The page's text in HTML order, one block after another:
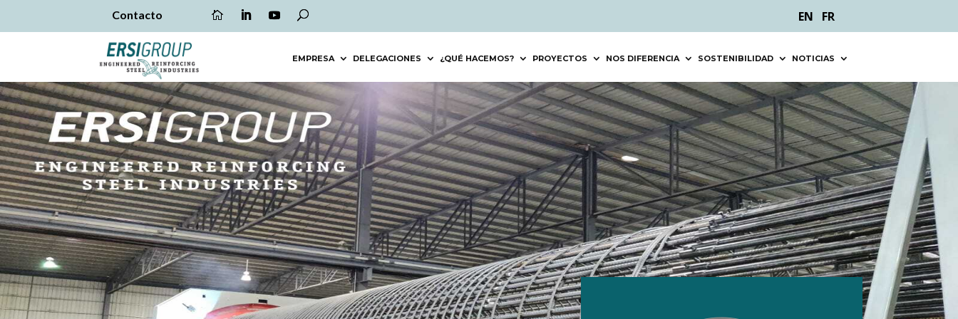
EMPRESA DELEGACIONES ¿QUÉ HACEMOS? PROYECTOS NOS DIFERENCIA SOSTENIBILIDAD NOTICIAS
Contacto EN FR